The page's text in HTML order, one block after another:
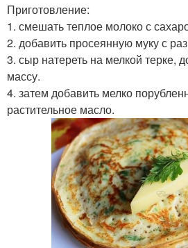
Приготовление:
1. смешать теплое молоко с
2. добавить просеянную муку с
3. сыр натереть на мелкой терке,
массу.
4. затем добавить мелко
растительное масло.